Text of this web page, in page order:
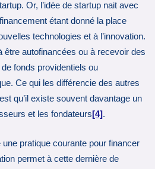
Or, l’idée de startup nait avec
étant donné la place
technologies et à l’innovation.
être autofinancées ou à recevoir des
fonds providentiels ou
Ce qui les différencie des autres
qu’il existe souvent davantage un
et les fondateurs[4].
pratique courante pour financer
permet à cette dernière de